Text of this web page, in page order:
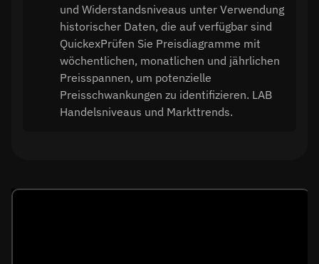
und Widerstandsniveaus unter Verwendung
historischer Daten, die auf verfügbar sind
QuickexPrüfen Sie Preisdiagramme mit
wöchentlichen, monatlichen und jährlichen
Preisspannen, um potenzielle
Preisschwankungen zu identifizieren. LAB
Handelsniveaus und Markttrends.